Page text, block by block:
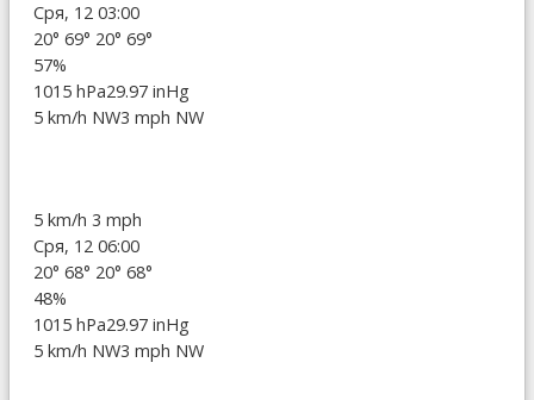
Сря, 12 03:00
20° 69° 20° 69°
57%
1015 hPa29.97 inHg
5 km/h NW3 mph NW
5 km/h 3 mph
Сря, 12 06:00
20° 68° 20° 68°
48%
1015 hPa29.97 inHg
5 km/h NW3 mph NW